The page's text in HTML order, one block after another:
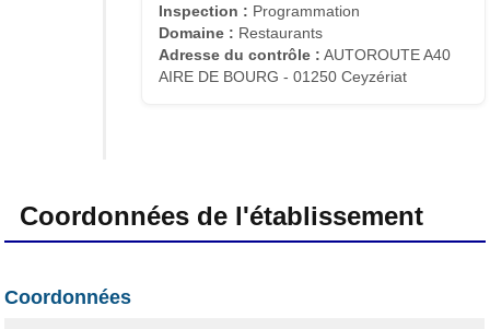
Inspection : Programmation
Domaine : Restaurants
Adresse du contrôle : AUTOROUTE A40
AIRE DE BOURG - 01250 Ceyzériat
Coordonnées de l'établissement
Coordonnées